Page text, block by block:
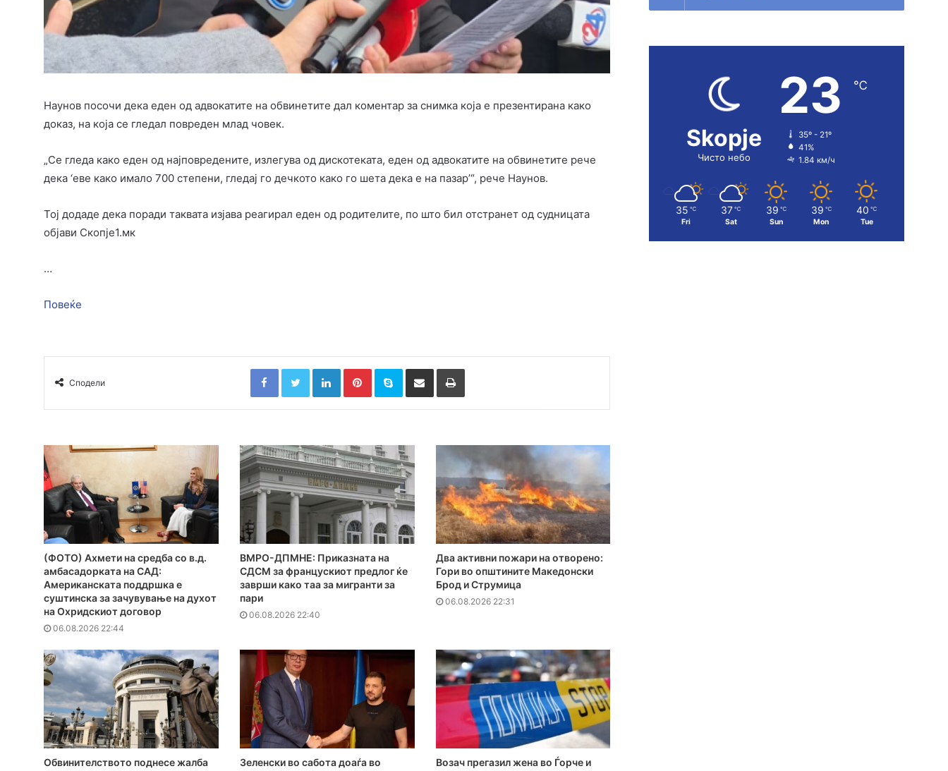
Наунов посочи дека еден од адвокатите на обвинетите дал коментар за снимка која е презентирана како
доказ, на која се гледал повреден млад човек.
„Се гледа како еден од најповредените, излегува од дискотеката, еден од адвокатите на обвинетите рече
дека ‘еве како имало 700 степени, гледај го дечкото како го шета дека е на пазар’“, рече Наунов.
Тој додаде дека поради таквата изјава реагирал еден од родителите, по што бил отстранет од судницата
објави Скопје1.мк
…
Повеќе
Сподели
FacebookTwitterLinkedInPinterestSkype Сподели преку Е-маил Испринтај
(ФОТО) Ахмети на средба со в.д.
амбасадорката на САД:
Американската поддршка е
суштинска за зачувување на духот
на Охридскиот договор
06.08.2026 22:44
ВМРО-ДПМНЕ: Приказната на
СДСМ за францускиот предлог ќе
заврши како таа за мигранти за
пари
06.08.2026 22:40
Два активни пожари на отворено:
Гори во општините Македонски
Брод и Струмица
06.08.2026 22:31
Обвинителството поднесе жалба
Зеленски во сабота доаѓа во
Возач прегазил жена во Ѓорче и
Skopje
Чисто небо
23 ℃
35º - 21º
41%
1.84 км/ч
35 ℃
Fri
37 ℃
Sat
39 ℃
Sun
39 ℃
Mon
40 ℃
Tue